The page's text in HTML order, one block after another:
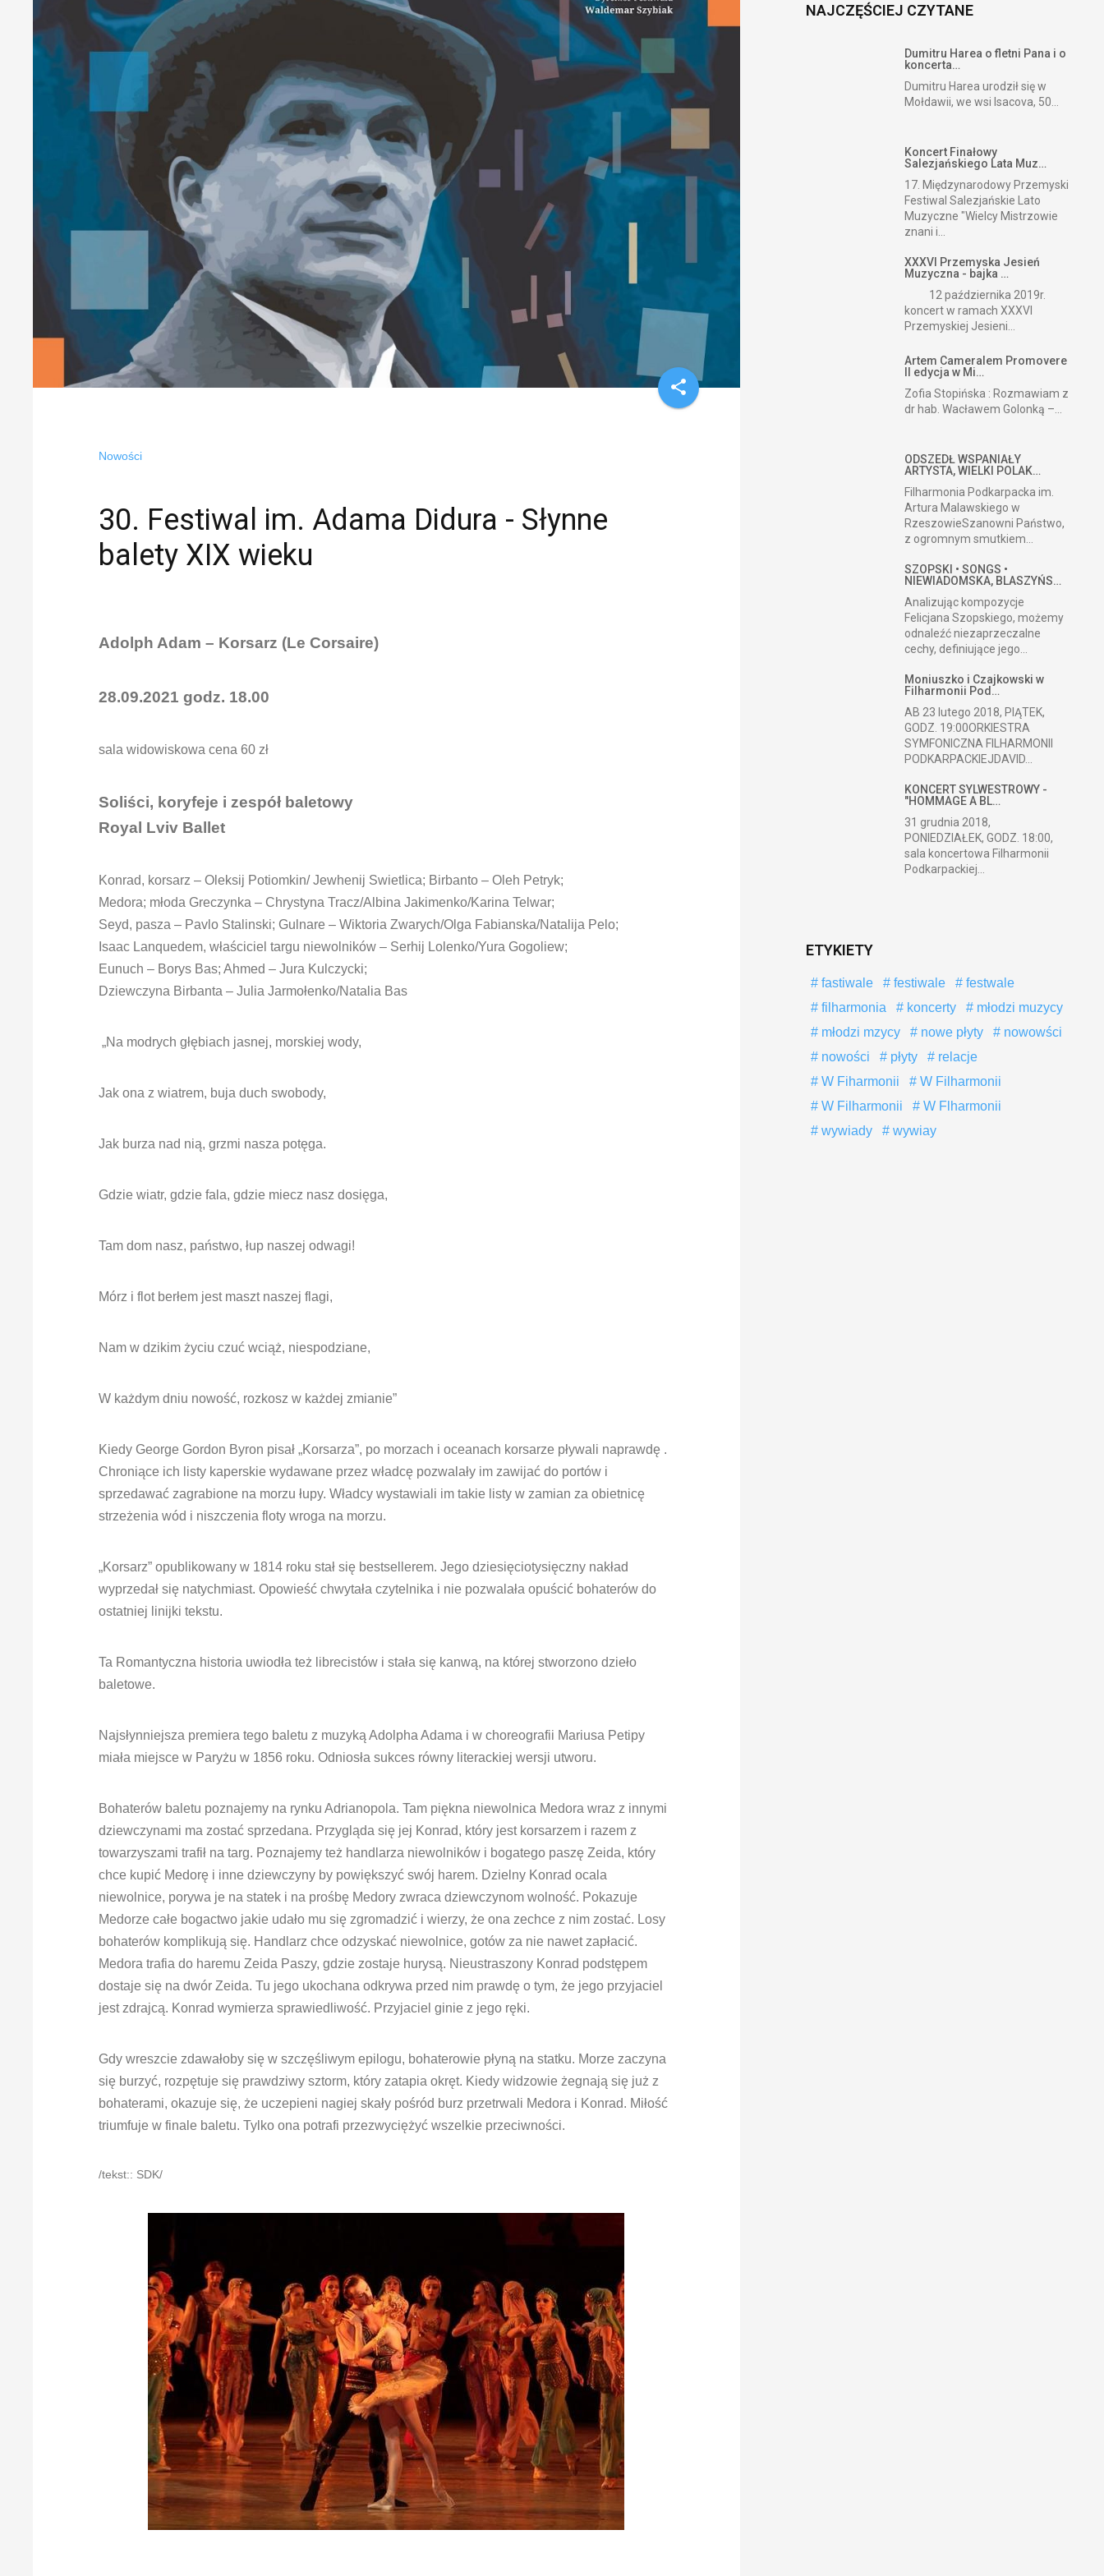
share
Nowości
30. Festiwal im. Adama Didura - Słynne
balety XIX wieku
Adolph Adam – Korsarz (Le Corsaire)
28.09.2021 godz. 18.00
sala widowiskowa cena 60 zł
Soliści, koryfeje i zespół baletowy
Royal Lviv Ballet
Konrad, korsarz – Oleksij Potiomkin/ Jewhenij Swietlica; Birbanto – Oleh Petryk;
Medora; młoda Greczynka – Chrystyna Tracz/Albina Jakimenko/Karina Telwar;
Seyd, pasza – Pavlo Stalinski; Gulnare – Wiktoria Zwarych/Olga Fabianska/Natalija Pelo;
Isaac Lanquedem, właściciel targu niewolników – Serhij Lolenko/Yura Gogoliew;
Eunuch – Borys Bas; Ahmed – Jura Kulczycki;
Dziewczyna Birbanta – Julia Jarmołenko/Natalia Bas
„Na modrych głębiach jasnej, morskiej wody,
Jak ona z wiatrem, buja duch swobody,
Jak burza nad nią, grzmi nasza potęga.
Gdzie wiatr, gdzie fala, gdzie miecz nasz dosięga,
Tam dom nasz, państwo, łup naszej odwagi!
Mórz i flot berłem jest maszt naszej flagi,
Nam w dzikim życiu czuć wciąż, niespodziane,
W każdym dniu nowość, rozkosz w każdej zmianie”
Kiedy George Gordon Byron pisał „Korsarza”, po morzach i oceanach korsarze pływali naprawdę .
Chroniące ich listy kaperskie wydawane przez władcę pozwalały im zawijać do portów i
sprzedawać zagrabione na morzu łupy. Władcy wystawiali im takie listy w zamian za obietnicę
strzeżenia wód i niszczenia floty wroga na morzu.
„Korsarz” opublikowany w 1814 roku stał się bestsellerem. Jego dziesięciotysięczny nakład
wyprzedał się natychmiast. Opowieść chwytała czytelnika i nie pozwalała opuścić bohaterów do
ostatniej linijki tekstu.
Ta Romantyczna historia uwiodła też librecistów i stała się kanwą, na której stworzono dzieło
baletowe.
Najsłynniejsza premiera tego baletu z muzyką Adolpha Adama i w choreografii Mariusa Petipy
miała miejsce w Paryżu w 1856 roku. Odniosła sukces równy literackiej wersji utworu.
Bohaterów baletu poznajemy na rynku Adrianopola. Tam piękna niewolnica Medora wraz z innymi
dziewczynami ma zostać sprzedana. Przygląda się jej Konrad, który jest korsarzem i razem z
towarzyszami trafił na targ. Poznajemy też handlarza niewolników i bogatego paszę Zeida, który
chce kupić Medorę i inne dziewczyny by powiększyć swój harem. Dzielny Konrad ocala
niewolnice, porywa je na statek i na prośbę Medory zwraca dziewczynom wolność. Pokazuje
Medorze całe bogactwo jakie udało mu się zgromadzić i wierzy, że ona zechce z nim zostać. Losy
bohaterów komplikują się. Handlarz chce odzyskać niewolnice, gotów za nie nawet zapłacić.
Medora trafia do haremu Zeida Paszy, gdzie zostaje hurysą. Nieustraszony Konrad podstępem
dostaje się na dwór Zeida. Tu jego ukochana odkrywa przed nim prawdę o tym, że jego przyjaciel
jest zdrajcą. Konrad wymierza sprawiedliwość. Przyjaciel ginie z jego ręki.
Gdy wreszcie zdawałoby się w szczęśliwym epilogu, bohaterowie płyną na statku. Morze zaczyna
się burzyć, rozpętuje się prawdziwy sztorm, który zatapia okręt. Kiedy widzowie żegnają się już z
bohaterami, okazuje się, że uczepieni nagiej skały pośród burz przetrwali Medora i Konrad. Miłość
triumfuje w finale baletu. Tylko ona potrafi przezwyciężyć wszelkie przeciwności.
/tekst:: SDK/
NAJCZĘŚCIEJ CZYTANE
Dumitru Harea o fletni Pana i o
koncerta…
Dumitru Harea urodził się w
Mołdawii, we wsi Isacova, 50...
Koncert Finałowy
Salezjańskiego Lata Muz…
17. Międzynarodowy Przemyski
Festiwal Salezjańskie Lato
Muzyczne "Wielcy Mistrzowie
znani i...
XXXVI Przemyska Jesień
Muzyczna - bajka …
12 października 2019r.
koncert w ramach XXXVI
Przemyskiej Jesieni...
Artem Cameralem Promovere
II edycja w Mi…
Zofia Stopińska : Rozmawiam z
dr hab. Wacławem Golonką –...
ODSZEDŁ WSPANIAŁY
ARTYSTA, WIELKI POLAK…
Filharmonia Podkarpacka im.
Artura Malawskiego w
RzeszowieSzanowni Państwo,
z ogromnym smutkiem...
SZOPSKI • SONGS •
NIEWIADOMSKA, BLASZYŃS…
Analizując kompozycje
Felicjana Szopskiego, możemy
odnaleźć niezaprzeczalne
cechy, definiujące jego...
Moniuszko i Czajkowski w
Filharmonii Pod…
AB 23 lutego 2018, PIĄTEK,
GODZ. 19:00ORKIESTRA
SYMFONICZNA FILHARMONII
PODKARPACKIEJDAVID...
KONCERT SYLWESTROWY -
"HOMMAGE A BL…
31 grudnia 2018,
PONIEDZIAŁEK, GODZ. 18:00,
sala koncertowa Filharmonii
Podkarpackiej...
ETYKIETY
fastiwale festiwale
festwale
filharmonia
koncerty
młodzi muzycy
młodzi mzycy
nowe płyty
nowowści
nowości
płyty
relacje
W Fiharmonii
W Filharmonii
W Filharmonii
W Flharmonii
wywiady
wywiay